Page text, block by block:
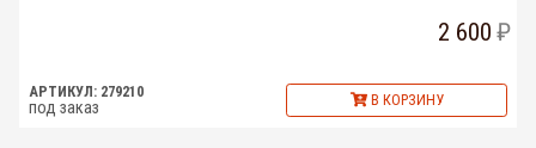
2 600
АРТИКУЛ: 279210
под заказ В КОРЗИНУ